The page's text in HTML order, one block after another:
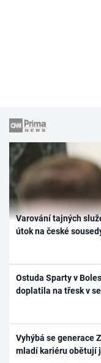
Varování tajných
útok na české
Ostuda Sparty v
doplatila na třesk v
Vyhýbá se generace
mladí kariéru obětují